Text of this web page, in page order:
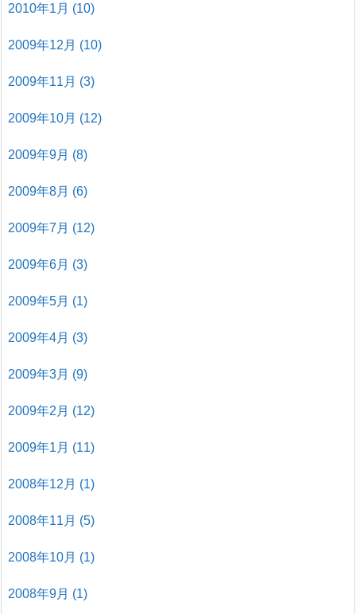
2010年1月 (10)
2009年12月 (10)
2009年11月 (3)
2009年10月 (12)
2009年9月 (8)
2009年8月 (6)
2009年7月 (12)
2009年6月 (3)
2009年5月 (1)
2009年4月 (3)
2009年3月 (9)
2009年2月 (12)
2009年1月 (11)
2008年12月 (1)
2008年11月 (5)
2008年10月 (1)
2008年9月 (1)